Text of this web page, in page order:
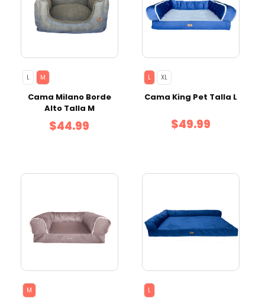
L M
Cama Milano Borde
Alto Talla M
$44.99
L XL
Cama King Pet Talla L
$49.99
M L